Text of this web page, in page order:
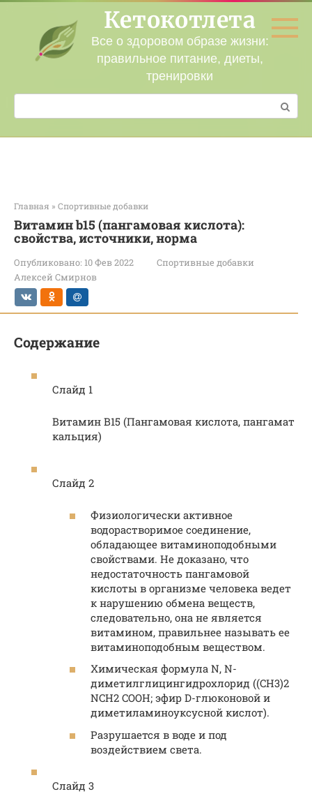
Перейти
контенту
Кетокотлета
Все о здоровом образе жизни:
правильное питание, диеты,
тренировки
Поиск:
Главная » Спортивные добавки
Витамин b15 (пангамовая кислота):
свойства, источники, норма
Опубликовано: 10 Фев 2022
Спортивные добавки
Алексей Смирнов
Содержание
Слайд 1
Витамин B15 (Пангамовая кислота, пангамат
кальция)
Слайд 2
Физиологически активное
водорастворимое соединение,
обладающее витаминоподобными
свойствами. Не доказано, что
недостаточность пангамовой
кислоты в организме человека ведет
к нарушению обмена веществ,
следовательно, она не является
витамином, правильнее называть ее
витаминоподобным веществом.
Химическая формула N, N-
диметилглицингидрохлорид ((CH3)2
NCH2 COOH; эфир D-глюконовой и
диметиламиноуксусной кислот).
Разрушается в воде и под
воздействием света.
Слайд 3